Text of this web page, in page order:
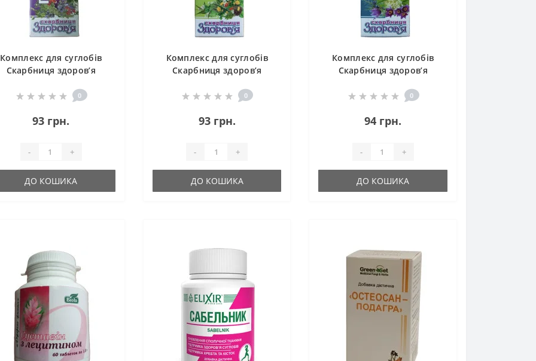
Комплекс для суглобів
Скарбниця здоров’я
порцій/
0
93 грн.
- +
ДО КОШИКА
Комплекс для суглобів
Скарбниця здоров’я
порцій/
0
93 грн.
- +
ДО КОШИКА
Комплекс для суглобів
Скарбниця здоров’я
порцій/
0
94 грн.
- +
ДО КОШИКА